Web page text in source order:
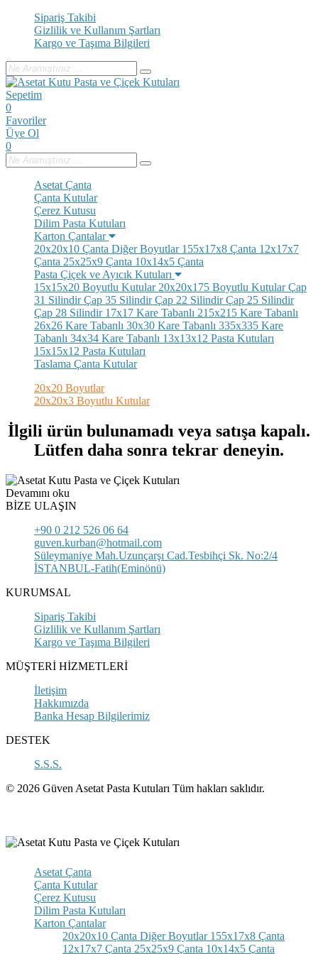
Sipariş Takibi
Gizlilik ve Kullanım Şartları
Kargo ve Taşıma Bilgileri
Sepetim
0
Favoriler
Üye Ol
0
Asetat Çanta
Çanta Kutular
Çerez Kutusu
Dilim Pasta Kutuları
Karton Çantalar
20x20x10 Çanta Diğer Boyutlar155x17x8 Çanta 12x17x7
Çanta 25x25x9 Çanta 10x14x5 Çanta
Pasta Çiçek ve Ayıcık Kutuları
15x15x20 Boyutlu Kutular20x20x175 Boyutlu KutularÇap
31 SilindirÇap 35 SilindirÇap 22 SilindirÇap 25 Silindir
Çap 28 Silindir17x17 Kare Tabanlı 215x215 Kare Tabanlı
26x26 Kare Tabanlı 30x30 Kare Tabanlı 335x335 Kare
Tabanlı 34x34 Kare Tabanlı 13x13x12 Pasta Kutuları
15x15x12 Pasta Kutuları
Taslama Çanta Kutular
20x20 Boyutlar
20x20x3 Boyutlu Kutular
İlgili ürün bulunamadı veya satışa kapalı.
Lütfen daha sonra tekrar deneyin.
Devamını oku
BİZE ULAŞIN
+90 0 212 526 06 64
guven.kurban@hotmail.com
Süleymaniye Mah.Uzunçarşı Cad.Tesbihçi Sk. No:2/4
İSTANBUL-Fatih(Eminönü)
KURUMSAL
Sipariş Takibi
Gizlilik ve Kullanım Şartları
Kargo ve Taşıma Bilgileri
MÜŞTERİ HİZMETLERİ
İletişim
Hakkımızda
Banka Hesap Bilgilerimiz
DESTEK
S.S.S.
© 2026 Güven Asetat Pasta Kutuları Tüm hakları saklıdır.
Asetat Çanta
Çanta Kutular
Çerez Kutusu
Dilim Pasta Kutuları
Karton Çantalar
20x20x10 Çanta Diğer Boyutlar155x17x8 Çanta
12x17x7 Çanta 25x25x9 Çanta 10x14x5 Çanta